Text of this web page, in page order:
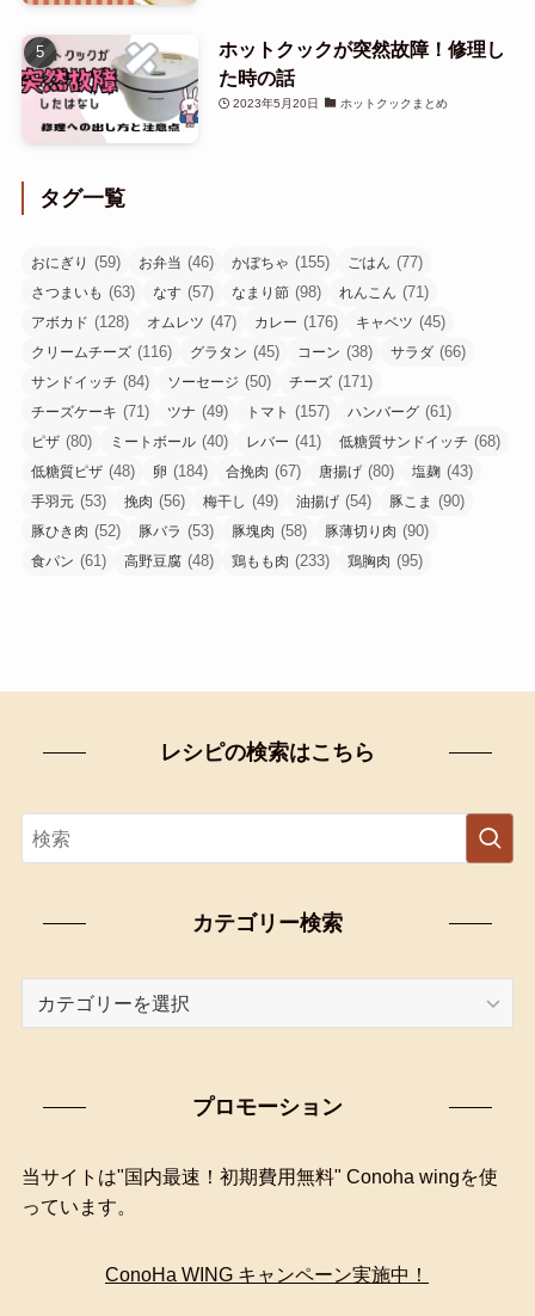
ホットクックが突然故障！修理し
た時の話
2023年5月20日 ホットクックまとめ
タグ一覧
おにぎり (59) お弁当 (46) かぼちゃ (155) ごはん (77)
さつまいも (63) なす (57) なまり節 (98) れんこん (71)
アボカド (128) オムレツ (47) カレー (176) キャベツ (45)
クリームチーズ (116) グラタン (45) コーン (38) サラダ (66)
サンドイッチ (84) ソーセージ (50) チーズ (171)
チーズケーキ (71) ツナ (49) トマト (157) ハンバーグ (61)
ピザ (80) ミートボール (40) レバー (41) 低糖質サンドイッチ (68)
低糖質ピザ (48) 卵 (184) 合挽肉 (67) 唐揚げ (80) 塩麹 (43)
手羽元 (53) 挽肉 (56) 梅干し (49) 油揚げ (54) 豚こま (90)
豚ひき肉 (52) 豚バラ (53) 豚塊肉 (58) 豚薄切り肉 (90)
食パン (61) 高野豆腐 (48) 鶏もも肉 (233) 鶏胸肉 (95)
レシピの検索はこちら
カテゴリー検索
索
プロモーション
当サイトは"国内最速！初期費用無料" Conoha wingを使
っています。
ConoHa WING キャンペーン実施中！